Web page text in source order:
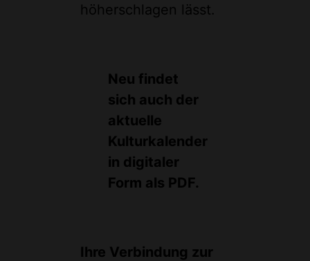
höherschlagen lässt.
Neu findet
sich auch der
aktuelle
Kulturkalender
in digitaler
Form als PDF.
Ihre Verbindung zur